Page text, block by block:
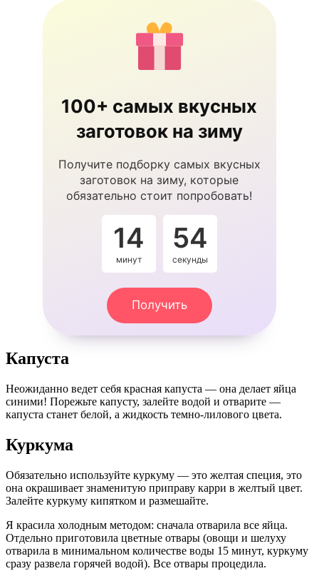
100+ самых вкусных
заготовок на зиму
Получите подборку самых вкусных
заготовок на зиму, которые
обязательно стоит попробовать!
14
минут
54
секунды
Получить
Капуста
Неожиданно ведет себя красная капуста — она делает яйца
синими! Порежьте капусту, залейте водой и отварите —
капуста станет белой, а жидкость темно-лилового цвета.
Куркума
Обязательно используйте куркуму — это желтая специя, это
она окрашивает знаменитую приправу карри в желтый цвет.
Залейте куркуму кипятком и размешайте.
Я красила холодным методом: сначала отварила все яйца.
Отдельно приготовила цветные отвары (овощи и шелуху
отварила в минимальном количестве воды 15 минут, куркуму
сразу развела горячей водой). Все отвары процедила.